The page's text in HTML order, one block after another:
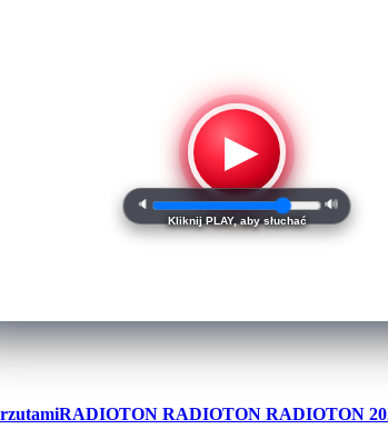
▶
🔈 🔊
Kliknij PLAY, aby słuchać
RADIOTON RADIOTON RADIOTON